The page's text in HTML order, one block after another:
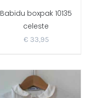
Babidu boxpak 10135
celeste
€33,95